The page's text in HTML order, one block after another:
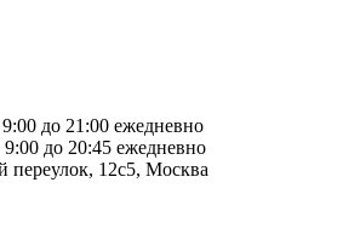
до 21:00 ежедневно
до 20:45 ежедневно
12с5, Москва